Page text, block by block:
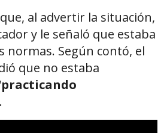
al advertir la situación,
y le señaló que estaba
normas. Según contó, el
que no estaba
.